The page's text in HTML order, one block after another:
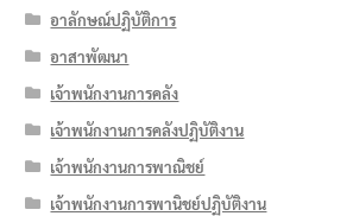
อาลักษณ์ปฏิบัติการ
อาสาพัฒนา
เจ้าพนักงานการคลัง
เจ้าพนักงานการคลังปฏิบัติงาน
เจ้าพนักงานการพาณิชย์
เจ้าพนักงานการพานิชย์ปฏิบัติงาน